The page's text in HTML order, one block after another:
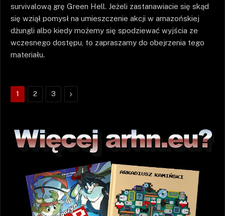
survivalową grę Green Hell. Jeżeli zastanawiacie się skąd
się wziął pomysł na umieszczenie akcji w amazońskiej
dżungli albo kiedy możemy się spodziewać wyjścia ze
wczesnego dostępu, to zapraszamy do obejrzenia tego
materiału.
1 2 3 Następne